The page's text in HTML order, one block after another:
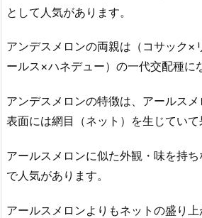
として人気があります。
アンデスメロンの両親は（コサック×
ールス×ハネデュー）の一代交配種に
アンデスメロンの特徴は、アールス
表面には網目（ネット）を生じていて
アールスメロンに似た外観・味を持
で人気があります。
アールスメロンよりもネットの盛り